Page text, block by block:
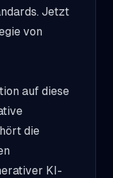
Jetzt
von
auf diese
die
KI-